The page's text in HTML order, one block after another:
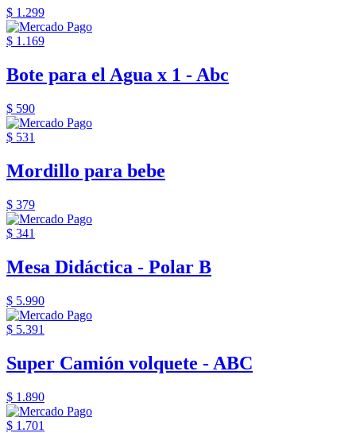
$ 1.299
$ 1.169
Bote para el Agua x 1 - Abc
$ 590
$ 531
Mordillo para bebe
$ 379
$ 341
Mesa Didáctica - Polar B
$ 5.990
$ 5.391
Super Camión volquete - ABC
$ 1.890
$ 1.701